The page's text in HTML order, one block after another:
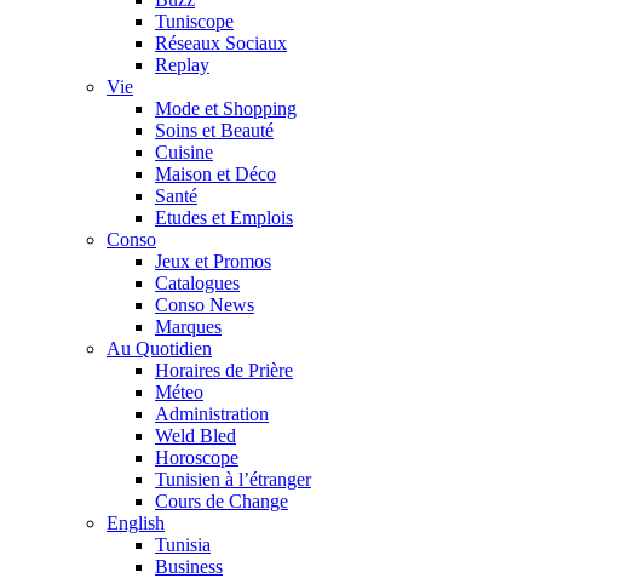
Tuniscope
Réseaux Sociaux
Replay
Vie
Mode et Shopping
Soins et Beauté
Cuisine
Maison et Déco
Santé
Etudes et Emplois
Conso
Jeux et Promos
Catalogues
Conso News
Marques
Au Quotidien
Horaires de Prière
Méteo
Administration
Weld Bled
Horoscope
Tunisien à l’étranger
Cours de Change
English
Tunisia
Business